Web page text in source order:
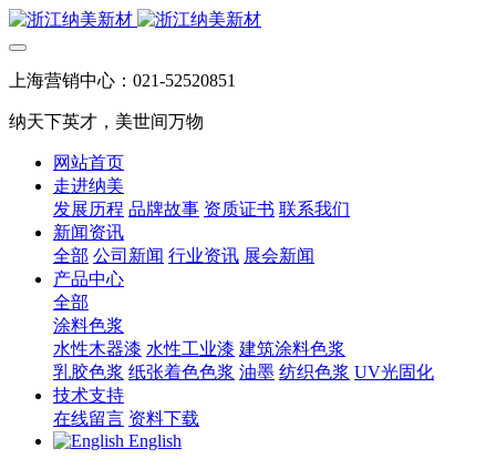
上海营销中心：021-52520851
纳天下英才，美世间万物
网站首页
走进纳美
发展历程 品牌故事 资质证书 联系我们
新闻资讯
全部 公司新闻 行业资讯 展会新闻
产品中心
全部
涂料色浆
水性木器漆 水性工业漆 建筑涂料色浆
乳胶色浆 纸张着色色浆 油墨 纺织色浆 UV光固化
技术支持
在线留言 资料下载
English